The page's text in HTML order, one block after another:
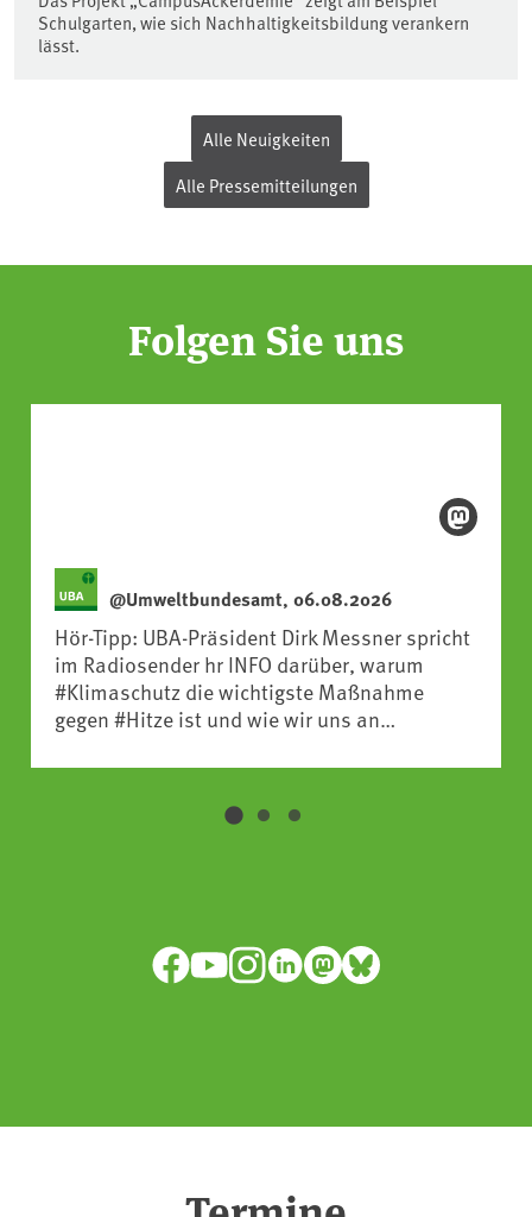
Schulgarten, wie sich Nachhaltigkeitsbildung verankern
lässt.
Alle Neuigkeiten
Alle Pressemitteilungen
Folgen Sie uns
@Umweltbundesamt, 06.08.2026
Hör-Tipp: UBA-Präsident Dirk Messner spricht
im Radiosender hr INFO darüber, warum
#Klimaschutz die wichtigste Maßnahme
gegen #Hitze ist und wie wir uns an
https://www.ardsounds.de/episode/